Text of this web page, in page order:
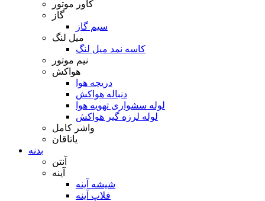
کاور موتور
گاز
سیم گاز
میل لنگ
کاسه نمد میل لنگ
نیم موتور
هواکش
دریچه هوا
دنباله هواکش
لوله سشواری تهویه هوا
لوله لرزه گیر هواکش
واشر کامل
یاتاقان
بدنه
آنتن
آینه
شیشه آینه
فلاپ آینه